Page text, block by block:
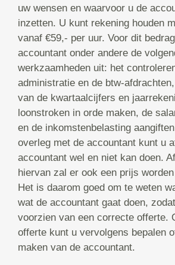
uw wensen en waarvoor u de
inzetten. U kunt rekening houden
vanaf €59,- per uur. Voor dit
accountant onder andere de
werkzaamheden uit: het
administratie en de btw-
van de kwartaalcijfers en
loonstroken in orde maken, de
en de inkomstenbelasting
overleg met de accountant kunt u
accountant wel en niet kan doen.
hiervan zal er ook een prijs
Het is daarom goed om te weten
wat de accountant gaat doen,
voorzien van een correcte offerte.
offerte kunt u vervolgens bepalen
maken van de accountant.